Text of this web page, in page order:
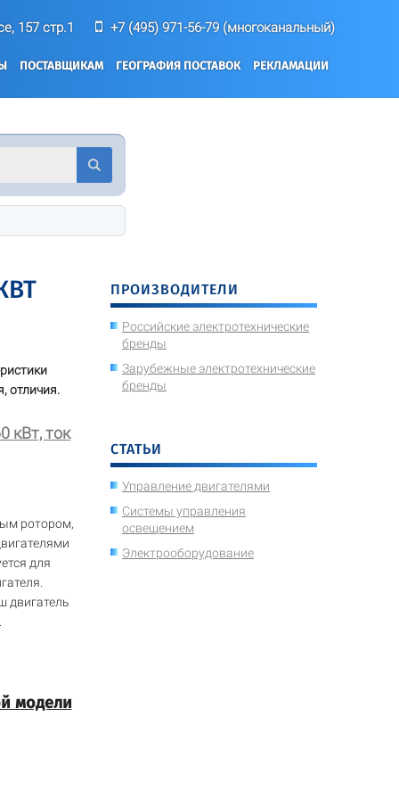
157 стр.1 +7 (495) 971-56-79 (многоканальный)
ПОСТАВЩИКАМ ГЕОГРАФИЯ ПОСТАВОК РЕКЛАМАЦИИ
отличия.
кВт, ток
ротором,
для
двигатель
модели
ПРОИЗВОДИТЕЛИ
Российские электротехнические
бренды
Зарубежные электротехнические
бренды
СТАТЬИ
Управление двигателями
Системы управления
освещением
Электрооборудование